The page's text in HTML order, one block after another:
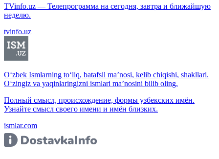
TVinfo.uz — Телепрограмма на сегодня, завтра и ближайшую
неделю.
tvinfo.uz
O‘zbek Ismlarning to‘liq, batafsil ma’nosi, kelib chiqishi, shakllari.
O‘zingiz va yaqinlaringizni ismlari ma’nosini bilib oling.
Полный смысл, происхождение, формы узбекских имён.
Узнайте смысл своего имени и имён близких.
ismlar.com